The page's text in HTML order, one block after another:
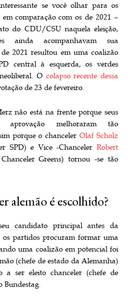
se você olhar para os
comparação com os de 2021 –
do CDU/CSU naquela eleição,
ainda acompanhavam sua
2021 resultou em uma coalizão
central à esquerda, os verdes
O colapso recente dessa
de 23 de fevereiro.
não está na frente porque seus
melhoraram tão
porque o chancelerOlaf Scholz
SPD) e Vice -Chanceler Robert
Greens) tornou -se tão
alemão é escolhido?
candidato principal antes da
os partidos procuram formar uma
uma coalizão em potencial foi
(chefe de estado da Alemanha)
a ser eleito chanceler (chefe de
Bundestag.